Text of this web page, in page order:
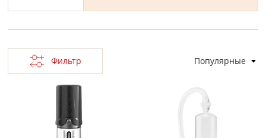
Фильтр Популярные